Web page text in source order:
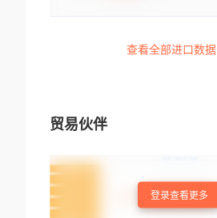
查看全部进口数据
贸易伙伴
登录查看更多